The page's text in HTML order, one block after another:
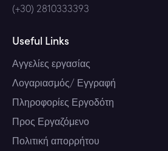
(+30) 2810333393
Useful Links
Αγγελίες εργασίας
Λογαριασμός/ Εγγραφή
Πληροφορίες Εργοδότη
Προς Εργαζόμενο
Πολιτική απορρήτου